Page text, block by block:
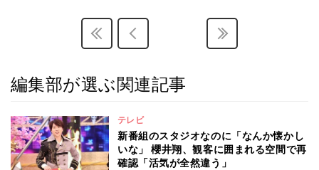
編集部が選ぶ関連記事
テレビ
新番組のスタジオなのに「なんか懐かし
いな」 櫻井翔、観客に囲まれる空間で再
確認「活気が全然違う」